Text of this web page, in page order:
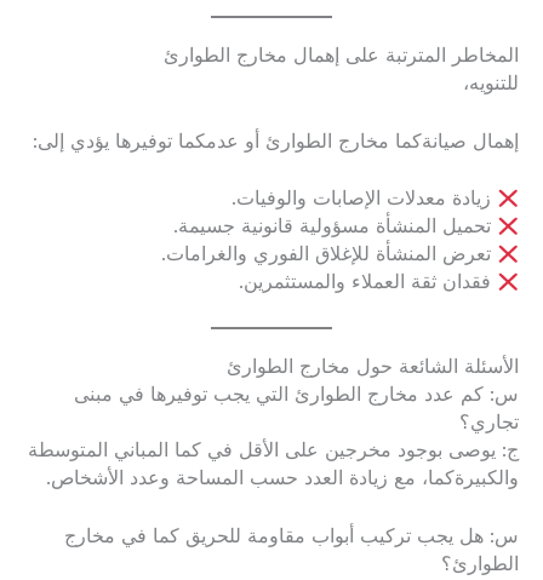
المخاطر المترتبة على إهمال مخارج الطوارئ
للتنويه،
إهمال صيانةكما مخارج الطوارئ أو عدمكما توفيرها يؤدي إلى:
زيادة معدلات الإصابات والوفيات.
تحميل المنشأة مسؤولية قانونية جسيمة.
تعرض المنشأة للإغلاق الفوري والغرامات.
فقدان ثقة العملاء والمستثمرين.
الأسئلة الشائعة حول مخارج الطوارئ
س: كم عدد مخارج الطوارئ التي يجب توفيرها في مبنى
تجاري؟
ج: يوصى بوجود مخرجين على الأقل في كما المباني المتوسطة
والكبيرةكما، مع زيادة العدد حسب المساحة وعدد الأشخاص.
س: هل يجب تركيب أبواب مقاومة للحريق كما في مخارج
الطوارئ؟